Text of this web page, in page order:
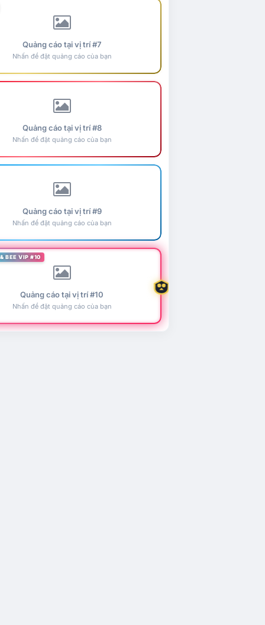
Quảng cáo tại vị trí #7
Nhấn để đặt quảng cáo của bạn
Quảng cáo tại vị trí #8
Nhấn để đặt quảng cáo của bạn
Quảng cáo tại vị trí #9
Nhấn để đặt quảng cáo của bạn
BEE VIP #10
Quảng cáo tại vị trí #10
Nhấn để đặt quảng cáo của bạn